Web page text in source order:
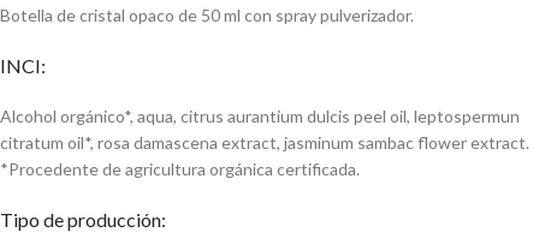
Botella de cristal opaco de 50 ml con spray pulverizador.
INCI:
Alcohol orgánico*, aqua, citrus aurantium dulcis peel oil, leptospermun
citratum oil*, rosa damascena extract, jasminum sambac flower extract.
*Procedente de agricultura orgánica certificada.
Tipo de producción: